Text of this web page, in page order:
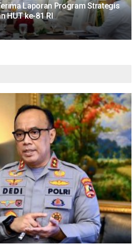
Laporan Program Strategis
HUT ke-81 RI